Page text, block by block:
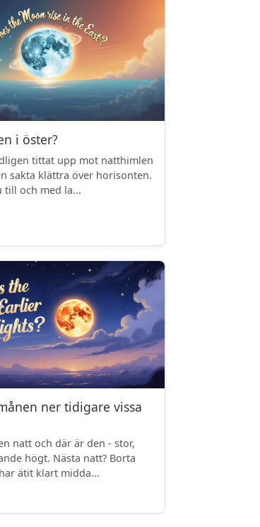
i öster?
tittat upp mot natthimlen
sakta klättra över horisonten.
till och med la...
ner tidigare vissa
natt och där är den - stor,
högt. Nästa natt? Borta
ätit klart midda...